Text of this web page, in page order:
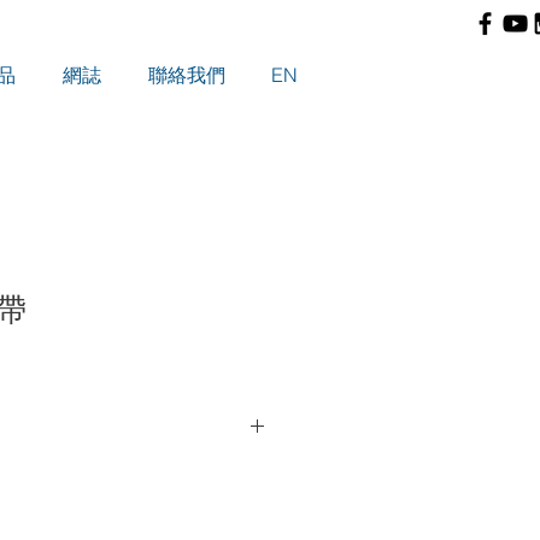
網誌 聯絡我們 EN